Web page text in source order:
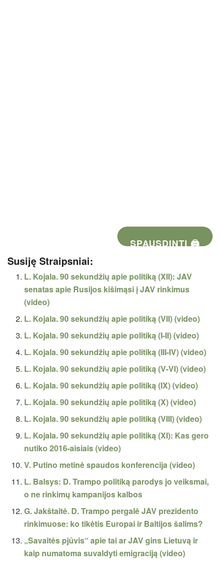
SPAUSDINTI 🖨
Susiję Straipsniai:
L. Kojala. 90 sekundžių apie politiką (XII): JAV
senatas apie Rusijos kišimąsi į JAV rinkimus
(video)
L. Kojala. 90 sekundžių apie politiką (VII) (video)
L. Kojala. 90 sekundžių apie politiką (I-II) (video)
L. Kojala. 90 sekundžių apie politiką (III-IV) (video)
L. Kojala. 90 sekundžių apie politiką (V-VI) (video)
L. Kojala. 90 sekundžių apie politiką (IX) (video)
L. Kojala. 90 sekundžių apie politiką (X) (video)
L. Kojala. 90 sekundžių apie politiką (VIII) (video)
L. Kojala. 90 sekundžių apie politiką (XI): Kas gero
nutiko 2016-aisiais (video)
V. Putino metinė spaudos konferencija (video)
L. Balsys: D. Trampo politiką parodys jo veiksmai,
o ne rinkimų kampanijos kalbos
G. Jakštaitė. D. Trampo pergalė JAV prezidento
rinkimuose: ko tikėtis Europai ir Baltijos šalims?
„Savaitės pjūvis“ apie tai ar JAV gins Lietuvą ir
kaip numatoma suvaldyti emigraciją (video)